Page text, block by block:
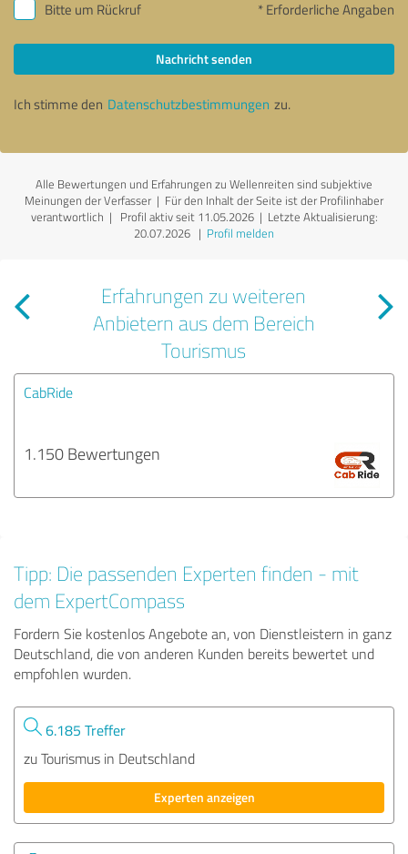
Bitte um Rückruf * Erforderliche Angaben
Nachricht senden
Ich stimme den Datenschutzbestimmungen zu.
Alle Bewertungen und Erfahrungen zu Wellenreiten sind subjektive
Meinungen der Verfasser | Für den Inhalt der Seite ist der Profilinhaber
verantwortlich | Profil aktiv seit 11.05.2026 | Letzte Aktualisierung:
20.07.2026 | Profil melden
Erfahrungen zu weiteren
Anbietern aus dem Bereich
Tourismus
CabRide
1.150 Bewertungen
Tipp: Die passenden Experten finden - mit
dem ExpertCompass
Fordern Sie kostenlos Angebote an, von Dienstleistern in ganz
Deutschland, die von anderen Kunden bereits bewertet und
empfohlen wurden.
6.185 Treffer
zu Tourismus in Deutschland
Experten anzeigen